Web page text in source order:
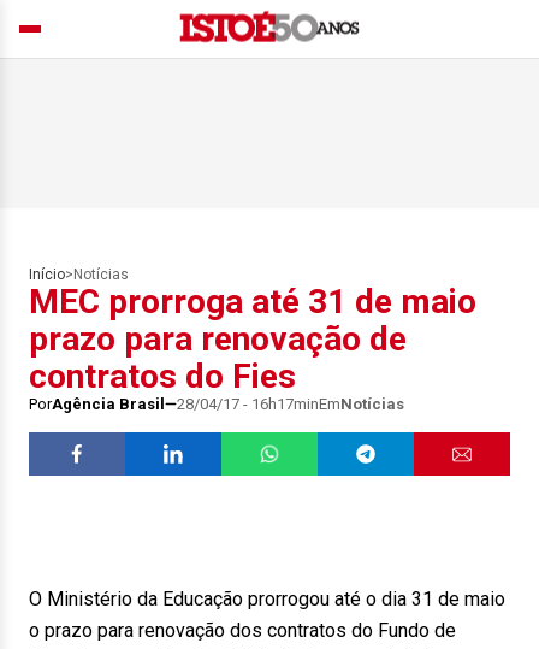
Início> Notícias
MEC prorroga até 31 de maio
prazo para renovação de
contratos do Fies
PorAgência Brasil 28/04/17 - 16h17minEmNotícias
O Ministério da Educação prorrogou até o dia 31 de maio
o prazo para renovação dos contratos do Fundo de